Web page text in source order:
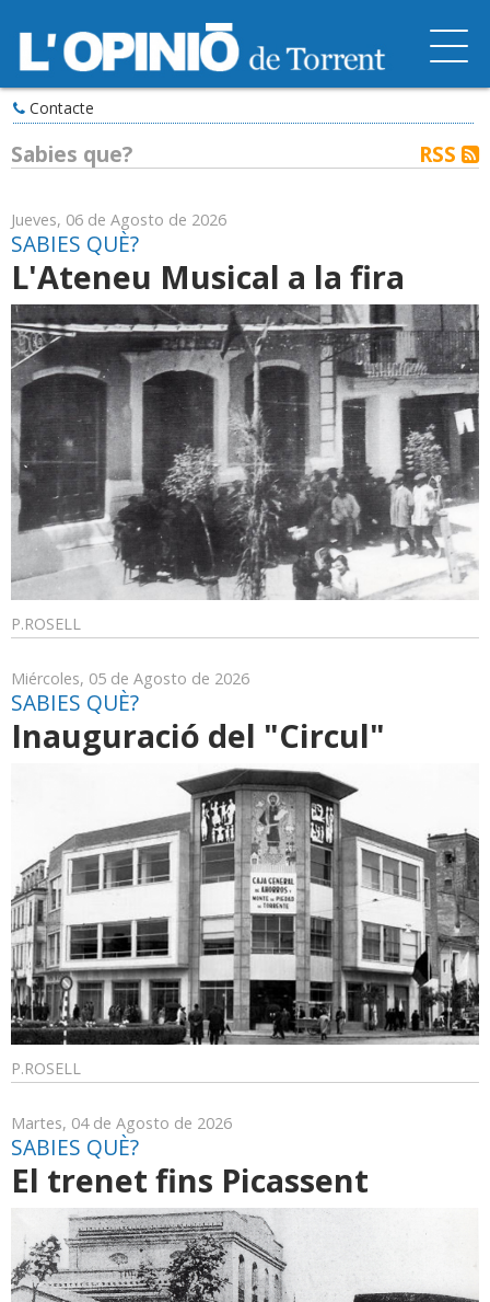
Contacte
Sabies que? RSS
Jueves, 06 de Agosto de 2026
SABIES QUÈ?
L'Ateneu Musical a la fira
P.ROSELL
Miércoles, 05 de Agosto de 2026
SABIES QUÈ?
Inauguració del "Circul"
P.ROSELL
Martes, 04 de Agosto de 2026
SABIES QUÈ?
El trenet fins Picassent